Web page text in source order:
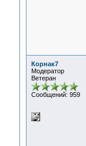
Корнак7
Модератор
Ветеран
Сообщений: 959